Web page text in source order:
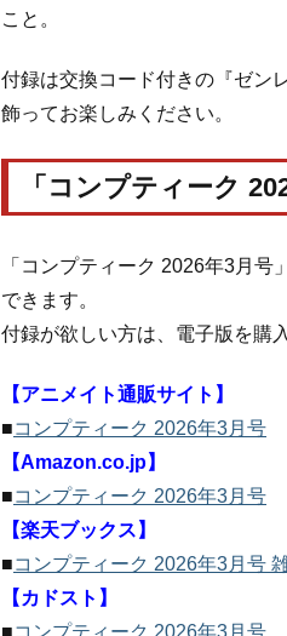
こと。
付録は交換コード付きの『ゼン
飾ってお楽しみください。
「コンプティーク
「コンプティーク 2026年3月
できます。
付録が欲しい方は、電子版を購
【アニメイト通販サイト】
■コンプティーク 2026年3月号
【Amazon.co.jp】
■コンプティーク 2026年3月号
【楽天ブックス】
■コンプティーク 2026年3月号
【カドスト】
■コンプティーク 2026年3月号